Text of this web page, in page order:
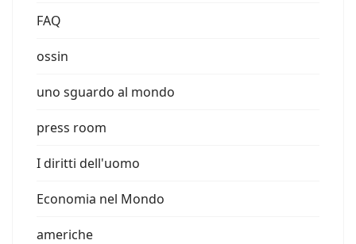
FAQ
ossin
uno sguardo al mondo
press room
I diritti dell'uomo
Economia nel Mondo
americhe